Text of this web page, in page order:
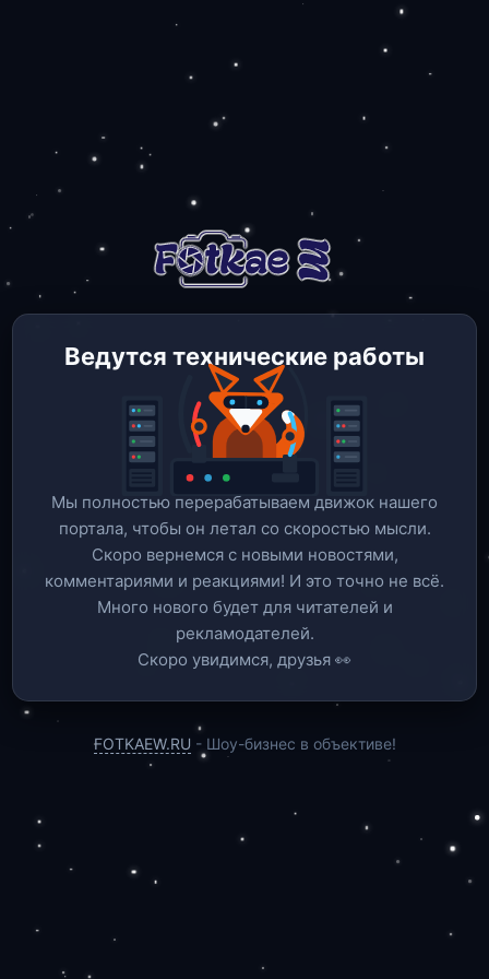
Ведутся технические работы
Мы полностью перерабатываем движок нашего
портала, чтобы он летал со скоростью мысли.
Скоро вернемся c новыми новостями,
комментариями и реакциями! И это точно не всё.
Много нового будет для читателей и
рекламодателей.
Скоро увидимся, друзья 👀
FOTKAEW.RU - Шоу-бизнес в объективе!